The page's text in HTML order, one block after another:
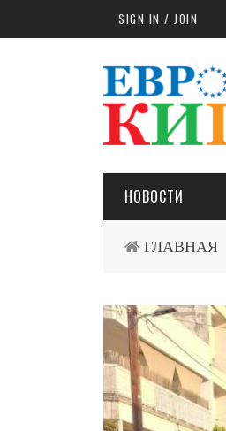
Skip to main contentSIGN IN / JOIN
НОВОСТИ
ГЛАВНАЯ